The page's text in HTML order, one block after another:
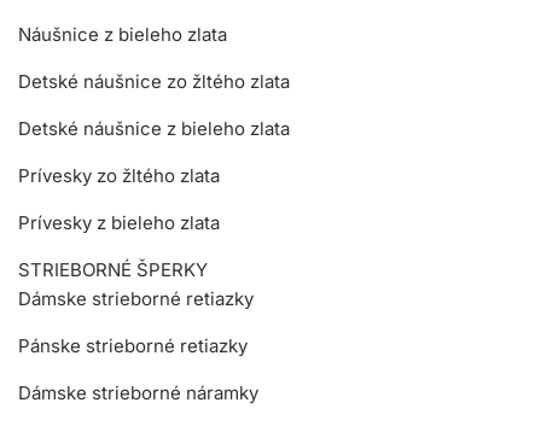
Náušnice z bieleho zlata
Detské náušnice zo žltého zlata
Detské náušnice z bieleho zlata
Prívesky zo žltého zlata
Prívesky z bieleho zlata
STRIEBORNÉ ŠPERKY
Dámske strieborné retiazky
Pánske strieborné retiazky
Dámske strieborné náramky